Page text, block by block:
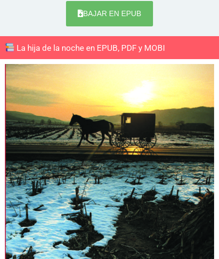
BAJAR EN EPUB
La hija de la noche en EPUB, PDF y MOBI